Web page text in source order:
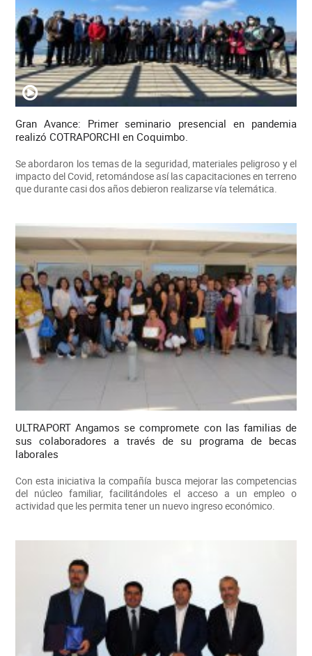
Gran Avance: Primer seminario presencial en pandemia
realizó COTRAPORCHI en Coquimbo.
Se abordaron los temas de la seguridad, materiales peligroso y el
impacto del Covid, retomándose así las capacitaciones en terreno
que durante casi dos años debieron realizarse vía telemática.
ULTRAPORT Angamos se compromete con las familias de
sus colaboradores a través de su programa de becas
laborales
Con esta iniciativa la compañía busca mejorar las competencias
del núcleo familiar, facilitándoles el acceso a un empleo o
actividad que les permita tener un nuevo ingreso económico.